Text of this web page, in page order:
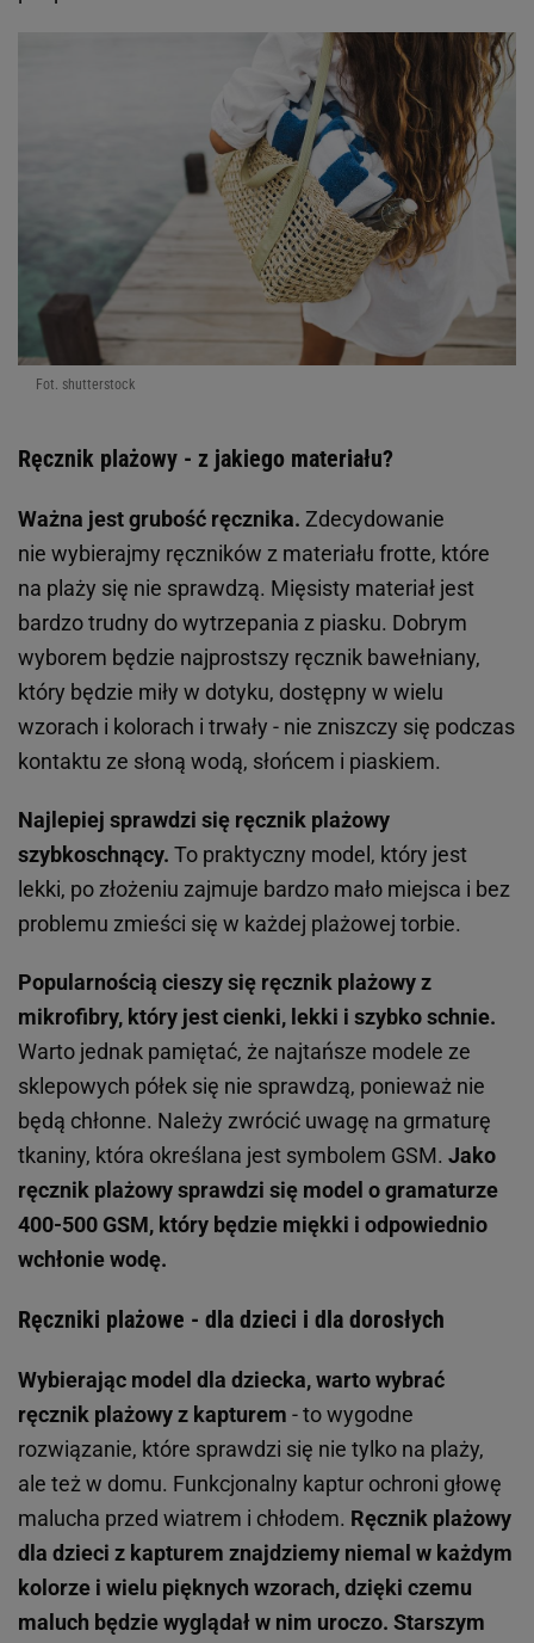
Fot. shutterstock
Ręcznik plażowy - z jakiego materiału?
Ważna jest grubość ręcznika. Zdecydowanie
nie wybierajmy ręczników z materiału frotte, które
na plaży się nie sprawdzą. Mięsisty materiał jest
bardzo trudny do wytrzepania z piasku. Dobrym
wyborem będzie najprostszy ręcznik bawełniany,
który będzie miły w dotyku, dostępny w wielu
wzorach i kolorach i trwały - nie zniszczy się podczas
kontaktu ze słoną wodą, słońcem i piaskiem.
Najlepiej sprawdzi się ręcznik plażowy
szybkoschnący. To praktyczny model, który jest
lekki, po złożeniu zajmuje bardzo mało miejsca i bez
problemu zmieści się w każdej plażowej torbie.
Popularnością cieszy się ręcznik plażowy z
mikrofibry, który jest cienki, lekki i szybko schnie.
Warto jednak pamiętać, że najtańsze modele ze
sklepowych półek się nie sprawdzą, ponieważ nie
będą chłonne. Należy zwrócić uwagę na grmaturę
tkaniny, która określana jest symbolem GSM. Jako
ręcznik plażowy sprawdzi się model o gramaturze
400-500 GSM, który będzie miękki i odpowiednio
wchłonie wodę.
Ręczniki plażowe - dla dzieci i dla dorosłych
Wybierając model dla dziecka, warto wybrać
ręcznik plażowy z kapturem - to wygodne
rozwiązanie, które sprawdzi się nie tylko na plaży,
ale też w domu. Funkcjonalny kaptur ochroni głowę
malucha przed wiatrem i chłodem. Ręcznik plażowy
dla dzieci z kapturem znajdziemy niemal w każdym
kolorze i wielu pięknych wzorach, dzięki czemu
maluch będzie wyglądał w nim uroczo. Starszym